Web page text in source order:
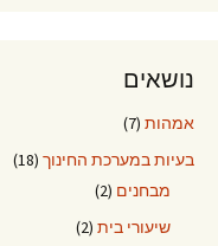
נושאים
אמהות (7)
בעיות במערכת החינוך (18)
מבחנים (2)
שיעורי בית (2)